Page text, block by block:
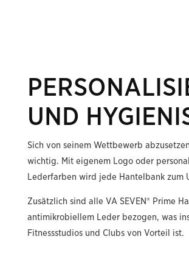
UND
Sich von seinem Wettbewerb
wichtig. Mit eigenem Logo oder
Lederfarben wird jede Hantelbank zum
Zusätzlich sind alle VA SEVEN® Prime
antimikrobiellem Leder bezogen, was
Fitnessstudios und Clubs von Vorteil ist.